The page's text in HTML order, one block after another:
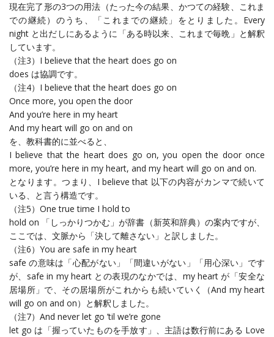
現在完了形の3つの用法（たった今の結果、かつての経験、これま
での継続）のうち、「これまでの継続」をとりました。Every
night と出だしにあるように「ある時以来、これまで毎晩」と解釈
しています。
（注3）I believe that the heart does go on
does は協調です。
（注4）I believe that the heart does go on
Once more, you open the door
And you’re here in my heart
And my heart will go on and on
を、教科書的に並べると、
I believe that the heart does go on, you open the door once
more, you’re here in my heart, and my heart will go on and on.
となります。つまり、I believe that 以下の内容がカンマで続いて
いる、と言う構造です。
（注5）One true time I hold to
hold on 「しっかりつかむ」が辞書（新英和辞典）の案内ですが、
ここでは、文脈から「決して離さない」と訳しました。
（注6）You are safe in my heart
safe の意味は「心配がない」「間違いがない」「用心深い」です
が、safe in my heart との表現のなかでは、my heart が「安全な
居場所」で、その居場所がこれからも続いていく（And my heart
will go on and on）と解釈しました。
（注7）And never let go ’til we’re gone
let go は「握っていたものを手放す」、主語は数行前にある Love